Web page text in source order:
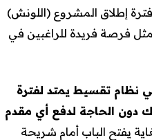
إطلاق المشروع (اللونش)
فرصة فريدة للراغبين في
نظام تقسيط يمتد لفترة
وذلك دون الحاجة لدفع أي مقدم
يفتح الباب أمام شريحة